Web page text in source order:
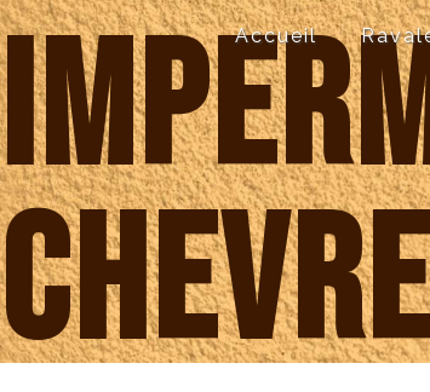
Accueil
Panneau de gestion des cookies